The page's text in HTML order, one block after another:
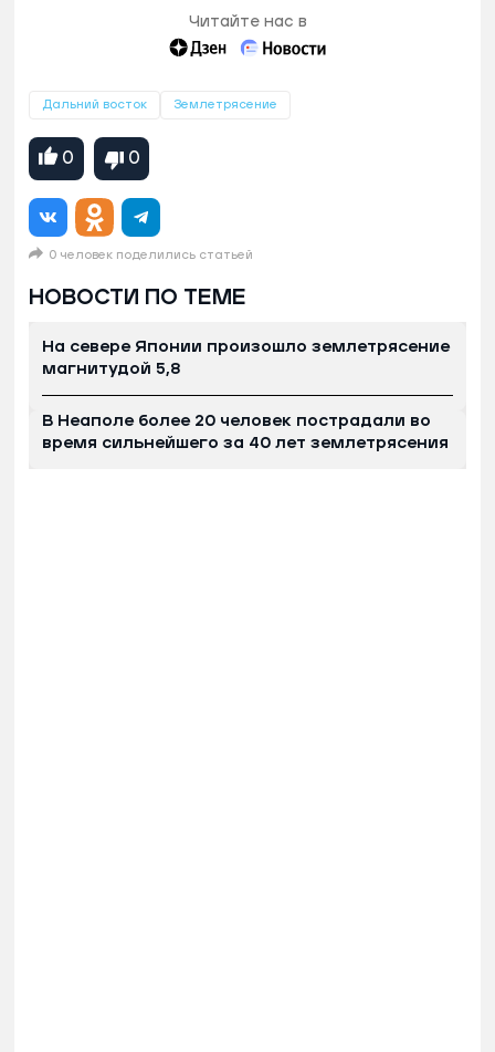
Читайте нас в
Дальний восток Землетрясение
0 0
0 человек поделились статьей
НОВОСТИ ПО ТЕМЕ
На севере Японии произошло землетрясение
магнитудой 5,8
В Неаполе более 20 человек пострадали во
время сильнейшего за 40 лет землетрясения